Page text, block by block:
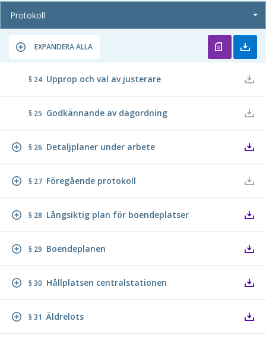
Protokoll
EXPANDERA ALLA
§ 24 Upprop och val av justerare
§ 25 Godkännande av dagordning
§ 26 Detaljplaner under arbete
§ 27 Föregående protokoll
§ 28 Långsiktig plan för boendeplatser
§ 29 Boendeplanen
§ 30 Hållplatsen centralstationen
§ 31 Äldrelots